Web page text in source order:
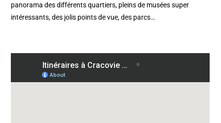
panorama des différents quartiers, pleins de musées super
intéressants, des jolis points de vue, des parcs…